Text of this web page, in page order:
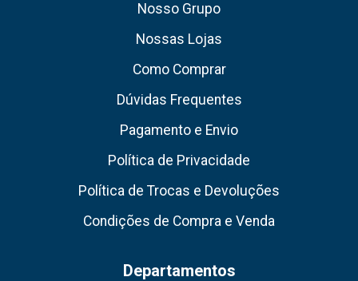
Nosso Grupo
Nossas Lojas
Como Comprar
Dúvidas Frequentes
Pagamento e Envio
Política de Privacidade
Política de Trocas e Devoluções
Condições de Compra e Venda
Departamentos